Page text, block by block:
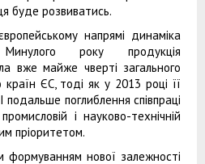
буде розвиватись.
напрямі динаміка
року продукція
вже майже чверті загального
ЄС, тоді як у 2013 році її
поглиблення співпраці
і науково-технічній
пріоритетом.
нової залежності